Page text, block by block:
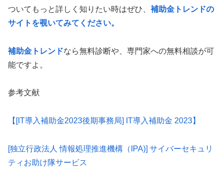
ついてもっと詳しく知りたい時はぜひ、 補助金トレンドの
サイトを覗いてみてください。
補助金トレンドなら無料診断や、専門家への無料相談が可
能ですよ。
参考文献
【[IT導入補助金2023後期事務局] IT導入補助金 2023】
[独立行政法人 情報処理推進機構（IPA)] サイバーセキュリ
ティお助け隊サービス